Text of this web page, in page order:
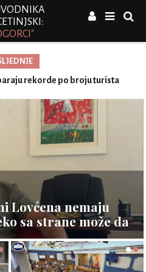
rekorde po broju turista
Lovćena nemaju
sa strane može da